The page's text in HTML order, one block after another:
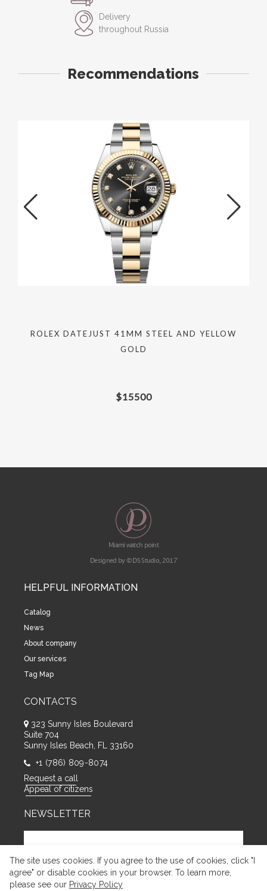
Delivery
throughout Russia
Recommendations
ROLEX DATEJUST 41MM STEEL AND YELLOW
GOLD
$15500
Miami watch point
Designed by © DS Studio, 2017
HELPFUL INFORMATION
Catalog
News
About company
Our services
Tag Map
CONTACTS
323 Sunny Isles Boulevard
Suite 704
Sunny Isles Beach, FL 33160
+1 (786) 809-8074
Request a call
Appeal of citizens
NEWSLETTER
The site uses cookies. If you agree to the use of cookies, click "I
agree" or disable cookies in your browser. To learn more,
please see our Privacy Policy